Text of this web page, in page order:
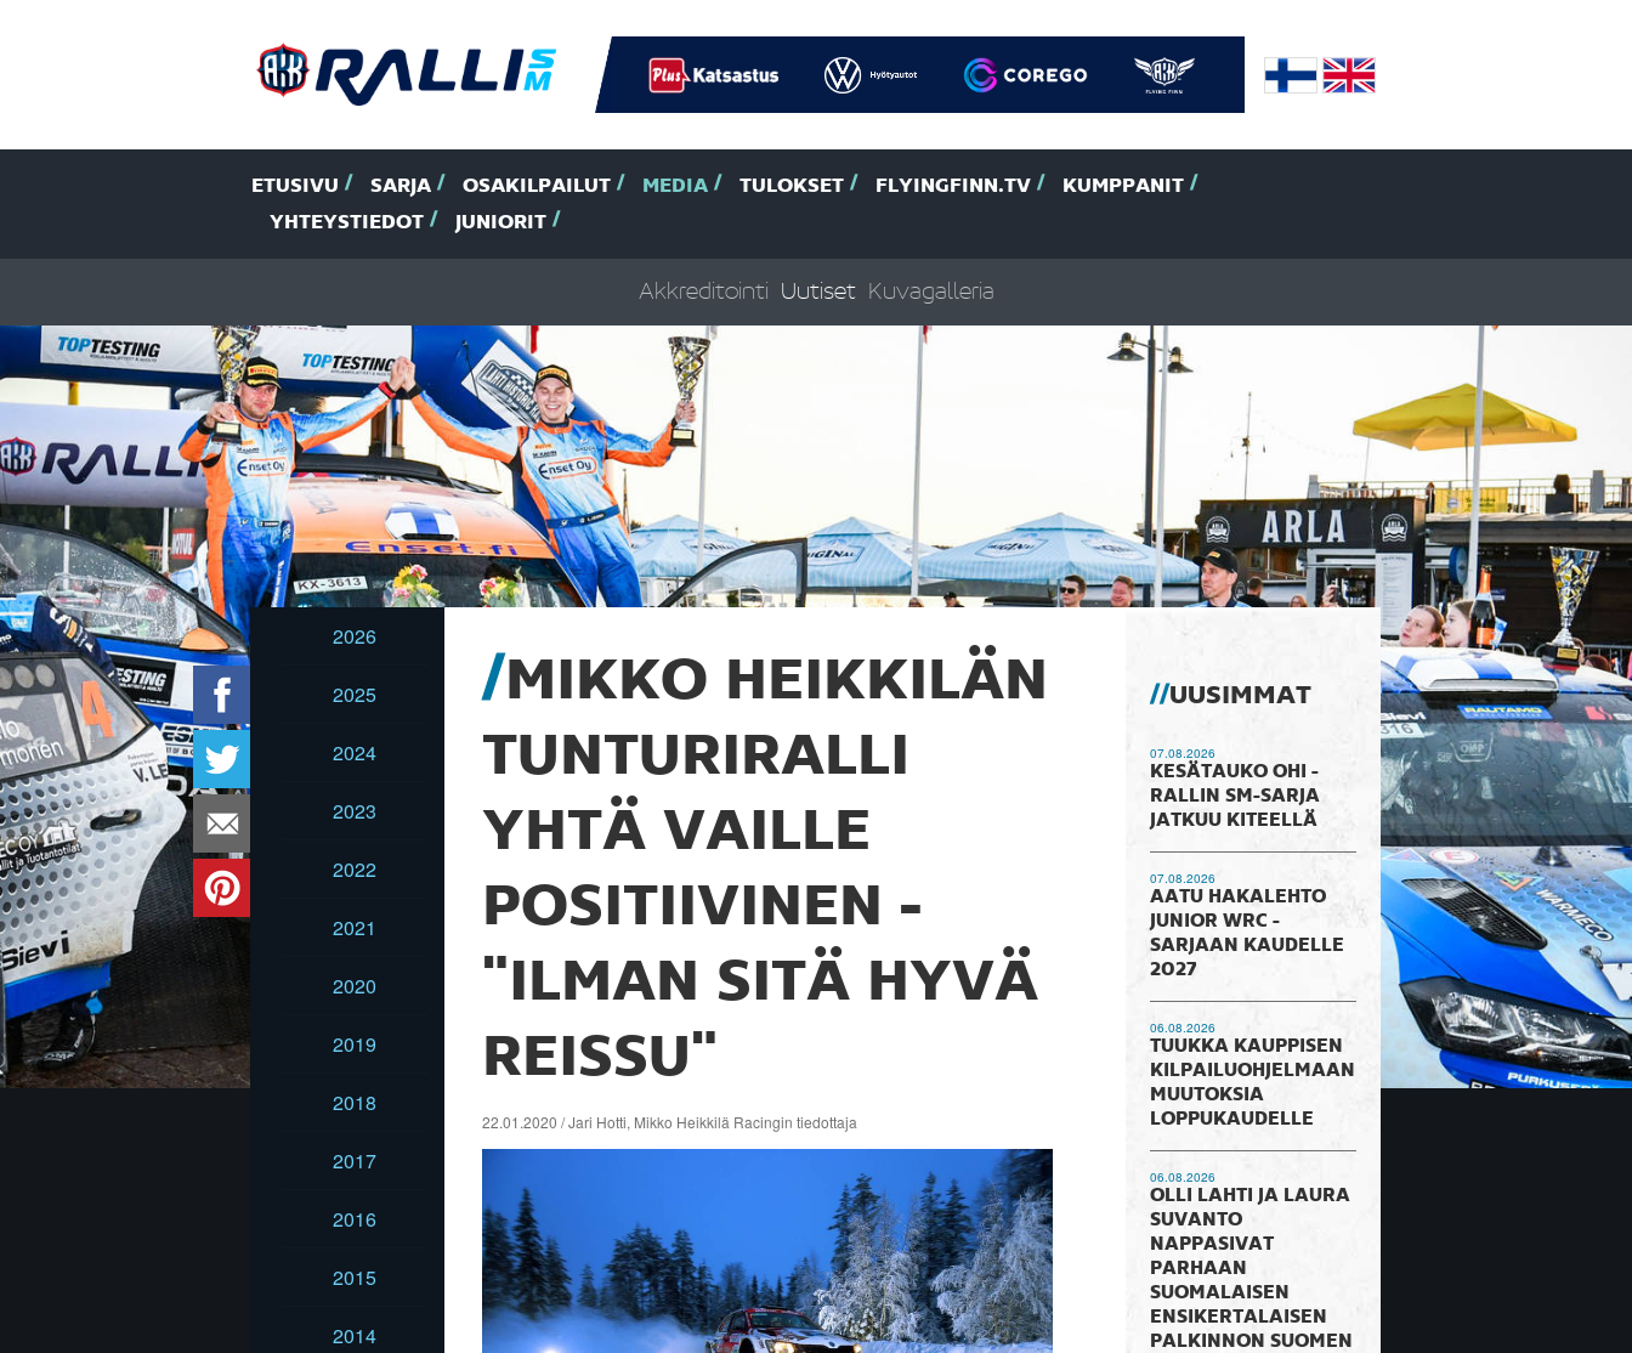
ETUSIVU SARJA OSAKILPAILUT MEDIA TULOKSET FLYINGFINN.TV
KUMPPANIT
YHTEYSTIEDOT
JUNIORIT
Akkreditointi Uutiset Kuvagalleria
2026
2025
2024
2023
2022
2021
2020
2019
2018
2017
2016
2015
2014
MIKKO HEIKKILÄN
TUNTURIRALLI
YHTÄ VAILLE
POSITIIVINEN -
"ILMAN SITÄ HYVÄ
REISSU"
22.01.2020 / Jari Hotti, Mikko Heikkilä Racingin tiedottaja
UUSIMMAT
07.08.2026
KESÄTAUKO OHI -
RALLIN SM-SARJA
JATKUU KITEELLÄ
07.08.2026
AATU HAKALEHTO
JUNIOR WRC -
SARJAAN KAUDELLE
2027
06.08.2026
TUUKKA KAUPPISEN
KILPAILUOHJELMAAN
MUUTOKSIA
LOPPUKAUDELLE
06.08.2026
OLLI LAHTI JA LAURA
SUVANTO
NAPPASIVAT
PARHAAN
SUOMALAISEN
ENSIKERTALAISEN
PALKINNON SUOMEN